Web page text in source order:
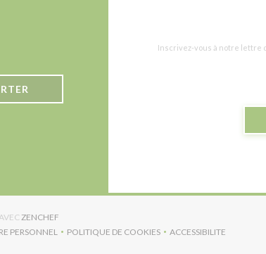
Inscrivez-vous à notre lettre
ZENCHEF
PERSONNEL
FENÊTRE))
POLITIQUE DE COOKIES
((OUVRE UNE NOUVELLE FENÊTRE))
ACCESSIBILITE
((OUVRE UNE